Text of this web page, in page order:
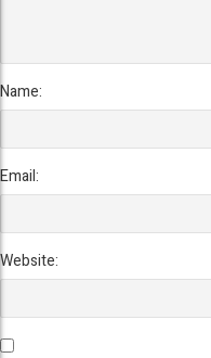
Name:
Email:
Website: